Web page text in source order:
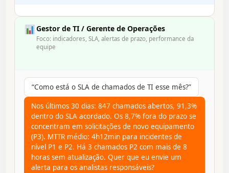
Gestor de TI / Gerente de Operações
Foco: indicadores, SLA, alertas de prazo, performance da
equipe
“Como está o SLA de chamados de TI esse mês?”
Nos últimos 30 dias: 847 chamados abertos, 91,3%
dentro do SLA acordado. Os 8,7% fora do prazo se
concentram em solicitações de novo equipamento
(P3). MTTR médio: 4h12min para incidentes de
nível P1 e P2. Há 3 chamados P2 com mais de 8
horas sem atualização. Quer que eu envie um
alerta para os analistas responsáveis?